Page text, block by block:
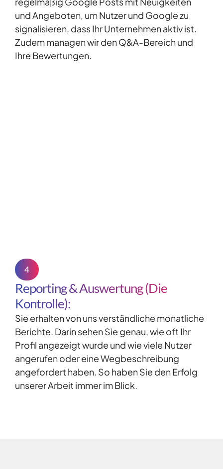
und Angeboten, um Nutzer und Google zu
signalisieren, dass Ihr Unternehmen aktiv ist.
Zudem managen wir den Q&A-Bereich und
Ihre Bewertungen.
4
Reporting & Auswertung (Die
Kontrolle):
Sie erhalten von uns verständliche monatliche
Berichte. Darin sehen Sie genau, wie oft Ihr
Profil angezeigt wurde und wie viele Nutzer
angerufen oder eine Wegbeschreibung
angefordert haben. So haben Sie den Erfolg
unserer Arbeit immer im Blick.